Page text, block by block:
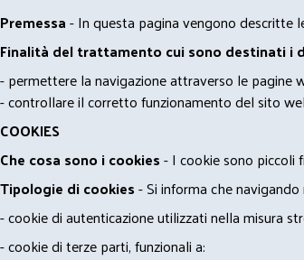
Premessa- In questa pagina vengono
Finalità del trattamento cui sono destinati i
- permettere la navigazione attraverso le pagine
- controllare il corretto funzionamento del sito
COOKIES
Che cosa sono i cookies- I cookie sono piccoli
Tipologie di cookies- Si informa che
- cookie di autenticazione utilizzati nella misura
- cookie di terze parti, funzionali a: